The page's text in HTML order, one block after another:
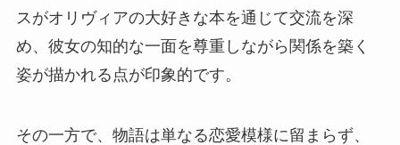
スがオリヴィアの大好きな本を通じて交流を深
め、彼女の知的な一面を尊重しながら関係を築く
姿が描かれる点が印象的です。
その一方で、物語は単なる恋愛模様に留まらず、